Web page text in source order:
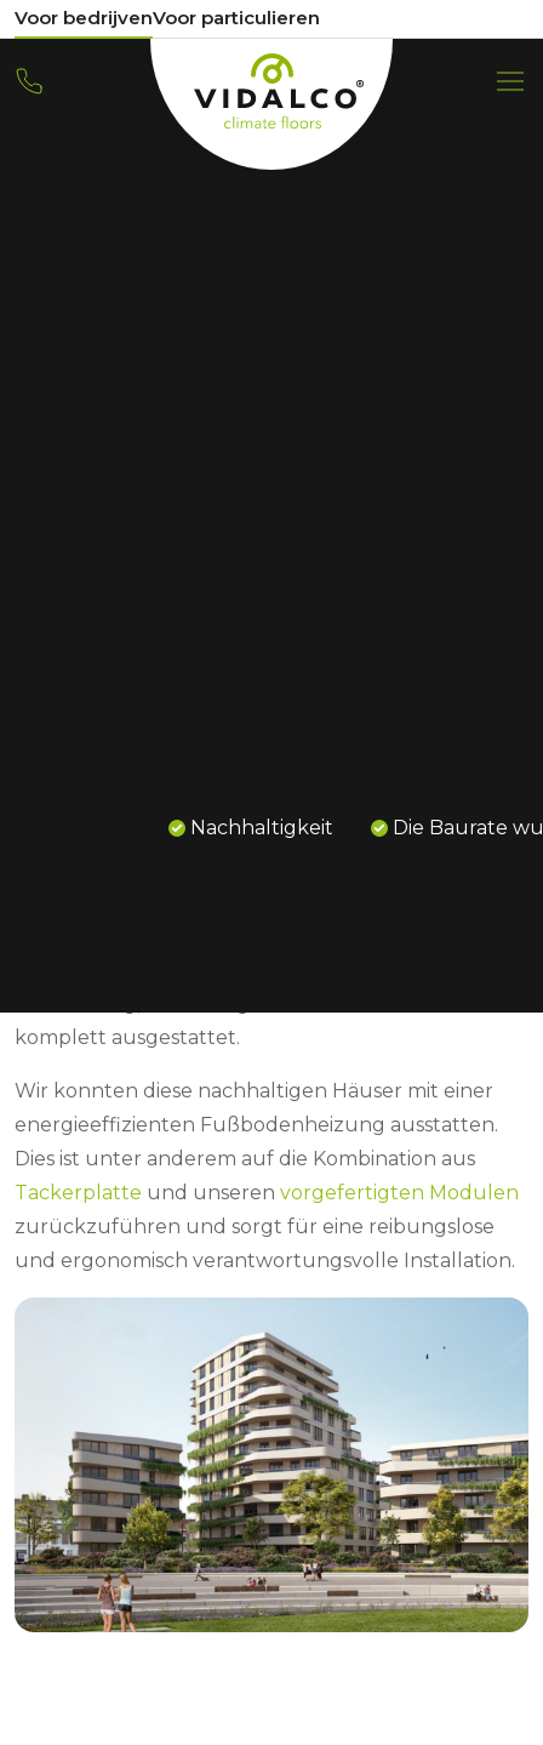
Voor bedrijvenVoor particulieren
Nachhaltigkeit Die Baurate
charakteristisches Bild im Burgemeester
komplett ausgestattet.
Wir konnten diese nachhaltigen Häuser mit einer
energieeffizienten Fußbodenheizung ausstatten.
Dies ist unter anderem auf die Kombination aus
Tackerplatte und unseren vorgefertigten Modulen
zurückzuführen und sorgt für eine reibungslose
und ergonomisch verantwortungsvolle Installation.